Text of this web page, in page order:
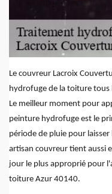
Le couvreur Lacroix
hydrofuge de la toiture tous
Le meilleur moment pour
peinture hydrofuge est le
période de pluie pour
artisan couvreur tient aussi
jour le plus approprié pour
toiture Azur 40140.